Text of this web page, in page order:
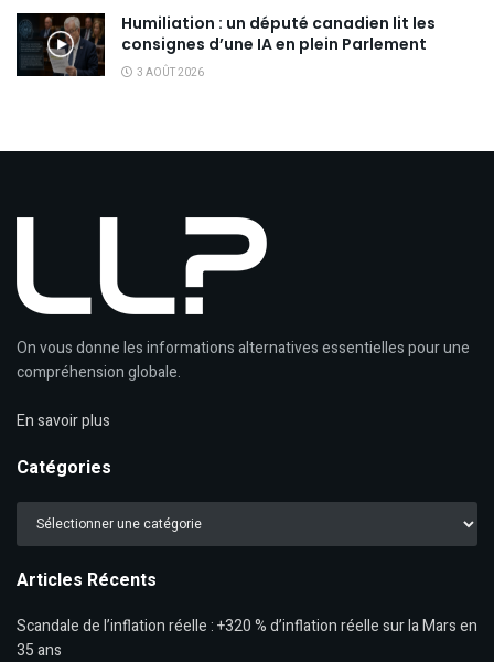
Humiliation : un député canadien lit les
consignes d’une IA en plein Parlement
3 AOÛT 2026
On vous donne les informations alternatives essentielles pour une
compréhension globale.
En savoir plus
Catégories
Catégories
Articles Récents
Scandale de l’inflation réelle : +320 % d’inflation réelle sur la Mars en
35 ans